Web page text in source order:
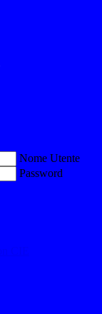
Nome Utente
Password